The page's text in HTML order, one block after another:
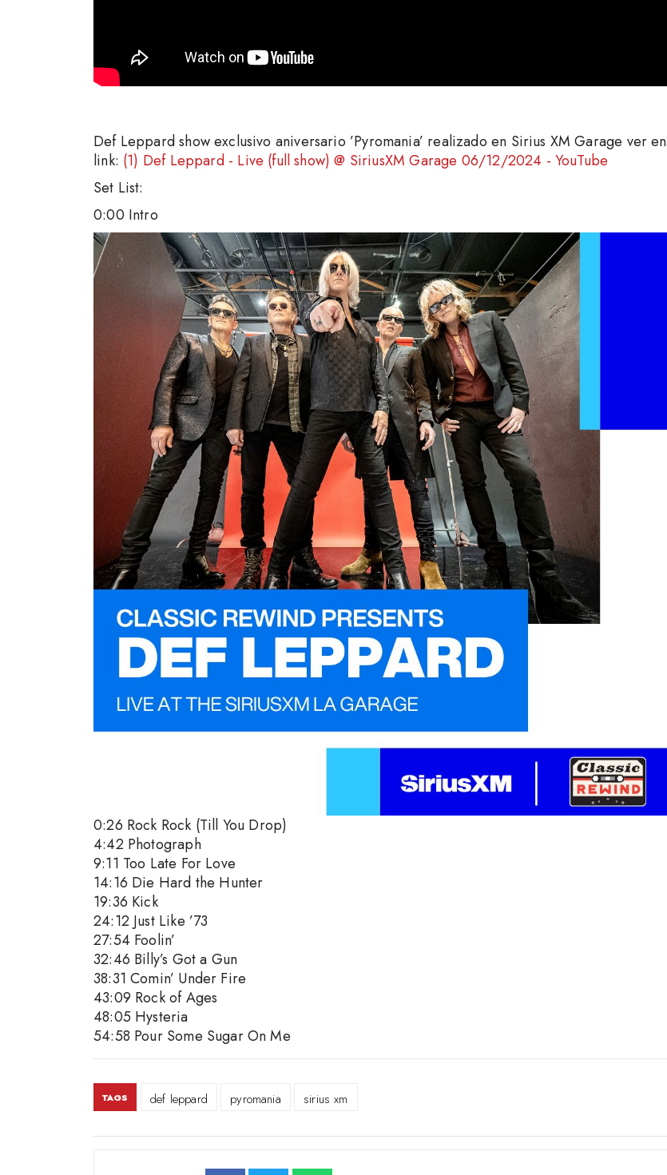
Def Leppard show exclusivo aniversario ’Pyromania’ realizado en Sirius XM Garage ver en
link: (1) Def Leppard - Live (full show) @ SiriusXM Garage 06/12/2024 - YouTube
Set List:
0:00 Intro
0:26 Rock Rock (Till You Drop)
4:42 Photograph
9:11 Too Late For Love
14:16 Die Hard the Hunter
19:36 Kick
24:12 Just Like ’73
27:54 Foolin’
32:46 Billy’s Got a Gun
38:31 Comin’ Under Fire
43:09 Rock of Ages
48:05 Hysteria
54:58 Pour Some Sugar On Me
TAGS def leppard pyromania sirius xm